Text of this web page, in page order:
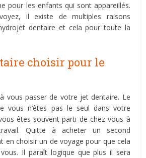
pour les enfants qui sont appareillés.
il existe de multiples raisons
dentaire et cela pour toute la
choisir pour le
à vous passer de votre jet dentaire. Le
vous n’êtes pas le seul dans votre
êtes souvent parti de chez vous à
Quitte à acheter un second
en choisir un de voyage pour que cela
Il paraît logique que plus il sera